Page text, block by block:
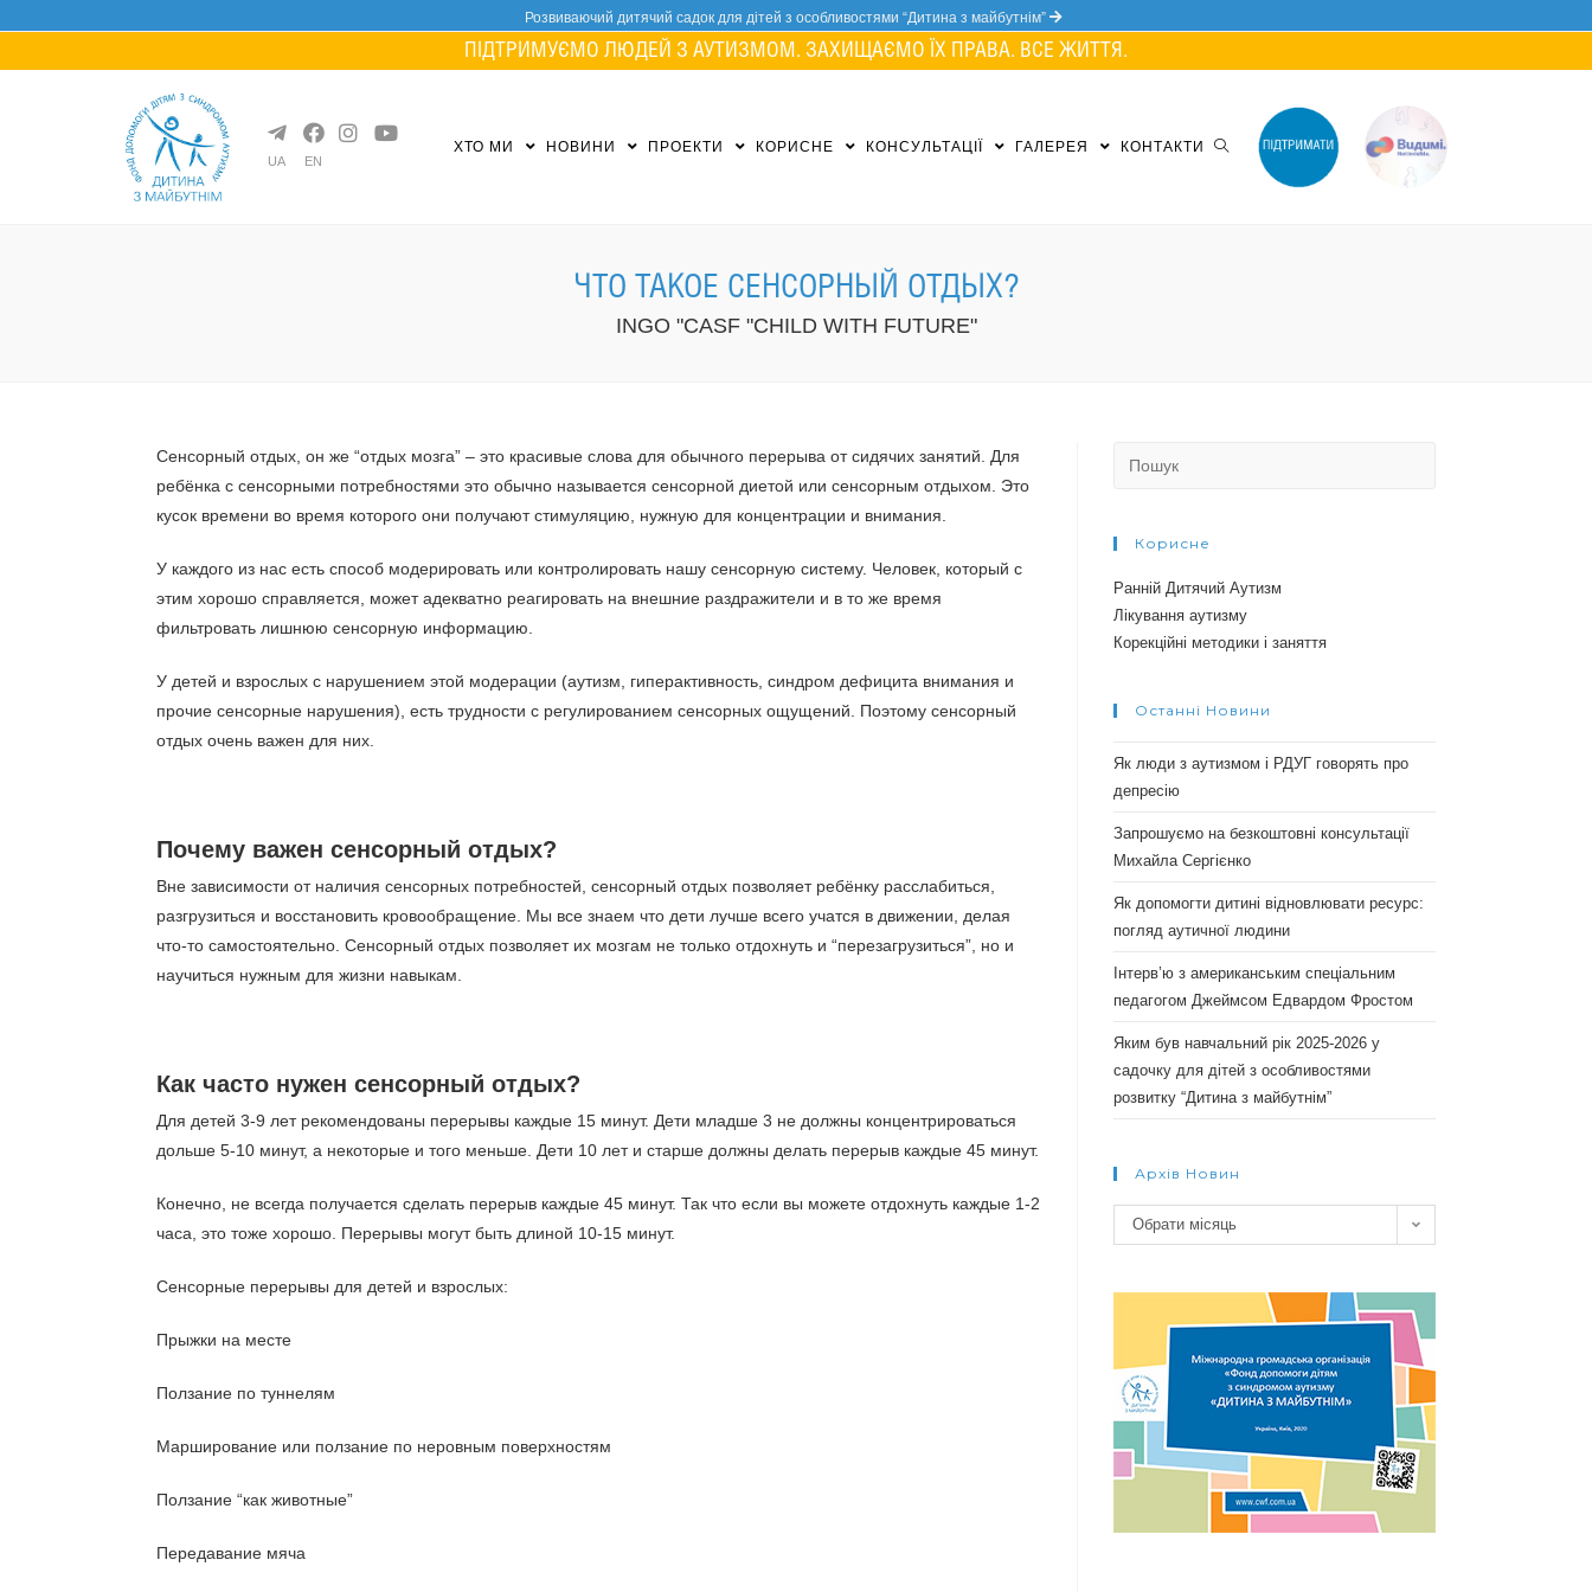
content
Розвиваючий дитячий садок для дітей з особливостями “Дитина з майбутнім”
ПІДТРИМУЄМО ЛЮДЕЙ З АУТИЗМОМ. ЗАХИЩАЄМО ЇХ ПРАВА. ВСЕ ЖИТТЯ.
UA EN
ХТО МИ НОВИНИ ПРОЕКТИ КОРИСНЕ КОНСУЛЬТАЦІЇ ГАЛЕРЕЯ КОНТАКТИ
ЧТО ТАКОЕ СЕНСОРНЫЙ ОТДЫХ?
INGO "CASF "CHILD WITH FUTURE"
Сенсорный отдых, он же “отдых мозга” – это красивые слова для обычного перерыва от сидячих занятий. Для
ребёнка с сенсорными потребностями это обычно называется сенсорной диетой или сенсорным отдыхом. Это
кусок времени во время которого они получают стимуляцию, нужную для концентрации и внимания.
У каждого из нас есть способ модерировать или контролировать нашу сенсорную систему. Человек, который с
этим хорошо справляется, может адекватно реагировать на внешние раздражители и в то же время
фильтровать лишнюю сенсорную информацию.
У детей и взрослых с нарушением этой модерации (аутизм, гиперактивность, синдром дефицита внимания и
прочие сенсорные нарушения), есть трудности с регулированием сенсорных ощущений. Поэтому сенсорный
отдых очень важен для них.
Почему важен сенсорный отдых?
Вне зависимости от наличия сенсорных потребностей, сенсорный отдых позволяет ребёнку расслабиться,
разгрузиться и восстановить кровообращение. Мы все знаем что дети лучше всего учатся в движении, делая
что-то самостоятельно. Сенсорный отдых позволяет их мозгам не только отдохнуть и “перезагрузиться”, но и
научиться нужным для жизни навыкам.
Как часто нужен сенсорный отдых?
Для детей 3-9 лет рекомендованы перерывы каждые 15 минут. Дети младше 3 не должны концентрироваться
дольше 5-10 минут, а некоторые и того меньше. Дети 10 лет и старше должны делать перерыв каждые 45 минут.
Конечно, не всегда получается сделать перерыв каждые 45 минут. Так что если вы можете отдохнуть каждые 1-2
часа, это тоже хорошо. Перерывы могут быть длиной 10-15 минут.
Сенсорные перерывы для детей и взрослых:
Прыжки на месте
Ползание по туннелям
Марширование или ползание по неровным поверхностям
Ползание “как животные”
Передавание мяча
Корисне
Ранній Дитячий Аутизм
Лікування аутизму
Корекційні методики і заняття
Останні Новини
Як люди з аутизмом і РДУГ говорять про
депресію
Запрошуємо на безкоштовні консультації
Михайла Сергієнко
Як допомогти дитині відновлювати ресурс:
погляд аутичної людини
Інтерв’ю з американським спеціальним
педагогом Джеймсом Едвардом Фростом
Яким був навчальний рік 2025-2026 у
садочку для дітей з особливостями
розвитку “Дитина з майбутнім”
Архів Новин
Архів
новин
Обрати місяць